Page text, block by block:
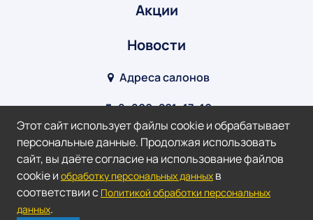
Акции
Новости
Адреса салонов
8‒800‒201‒17‒10
info@optik-v.ru
Мы в соц. сетях:
Этот сайт использует файлы cookie и обрабатывает
персональные данные. Продолжая использовать
сайт, вы даёте согласие на использование файлов
cookie и обработку персональных данных в
соответствии с Политикой обработки персональных
данных.